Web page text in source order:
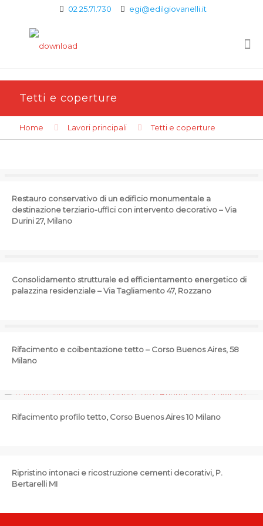
02 25.71.730 egi@edilgiovanelli.it
Tetti e coperture
Home Lavori principali Tetti e coperture
Restauro conservativo di un edificio monumentale a
destinazione terziario-uffici con intervento decorativo – Via
Durini 27, Milano
Consolidamento strutturale ed efficientamento energetico di
palazzina residenziale – Via Tagliamento 47, Rozzano
Rifacimento e coibentazione tetto – Corso Buenos Aires, 58
Milano
Rifacimento profilo tetto, Corso Buenos Aires 10 Milano
Ripristino intonaci e ricostruzione cementi decorativi, P.
Bertarelli MI